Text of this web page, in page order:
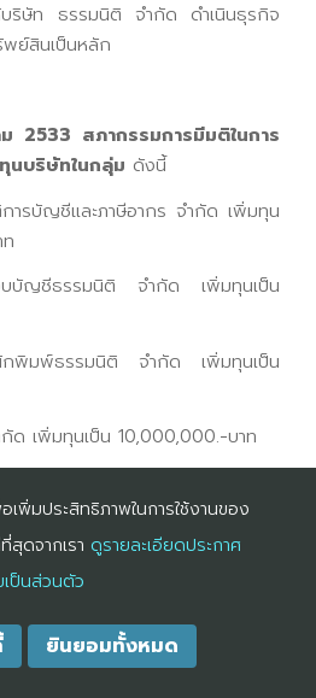
บริษัท ธรรมนิติ จำกัด ดำเนินธุรกิจ
ย์สินเป็นหลัก
2533 สภากรรมการมีมติในการ
นบริษัทในกลุ่ม ดังนี้
รบัญชีและภาษีอากร จำกัด เพิ่มทุน
ชีธรรมนิติ จำกัด เพิ่มทุนเป็น
พ์ธรรมนิติ จำกัด เพิ่มทุนเป็น
เพิ่มทุนเป็น 10,000,000.-บาท
าร ชุดที่ 12 มีมติในการประชุมครั้งที่
ให้ซื้ออาคารสำนักงานเตาปูนซึ่ง
เพิ่มประสิทธิภาพในการใช้งานของ
สุดจากเรา ดูรายละเอียดประกาศ
เป็นส่วนตัว
ยินยอมทั้งหมด